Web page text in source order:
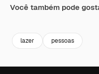
Você também pode
lazer pessoas